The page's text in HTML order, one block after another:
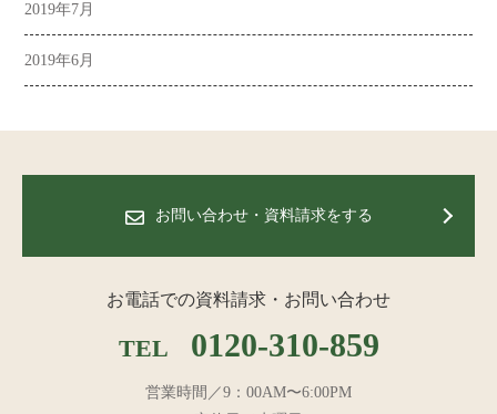
2019年7月
2019年6月
お問い合わせ・資料請求をする
お電話での資料請求・お問い合わせ
TEL 0120-310-859
営業時間／9：00AM〜6:00PM